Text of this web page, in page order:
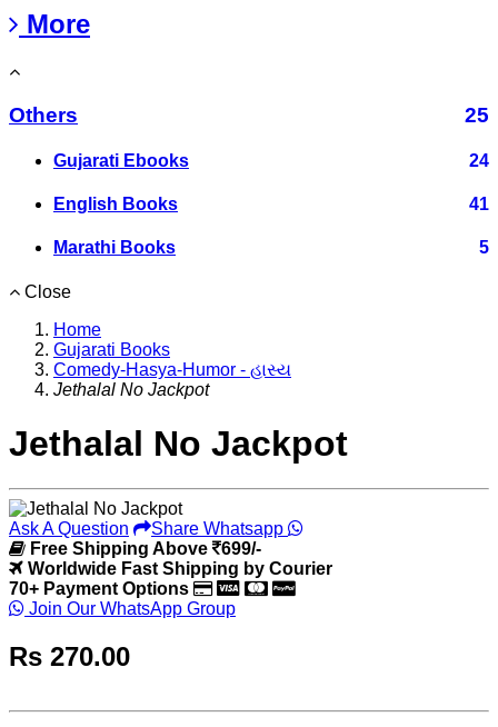
More
Others 25
Gujarati Ebooks 24
English Books 41
Marathi Books 5
Close
Home
Gujarati Books
Comedy-Hasya-Humor - હાસ્ય
Jethalal No Jackpot
Jethalal No Jackpot
Ask A Question
Share Whatsapp
Free Shipping Above
699/-
Worldwide Fast Shipping by Courier
70+ Payment Options
Join Our WhatsApp Group
Rs 270.00